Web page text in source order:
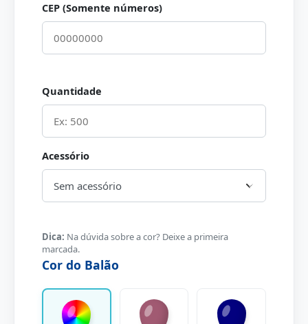
CEP (Somente números)
Quantidade
Acessório
Dica: Na dúvida sobre a cor? Deixe a primeira
marcada.
Cor do Balão